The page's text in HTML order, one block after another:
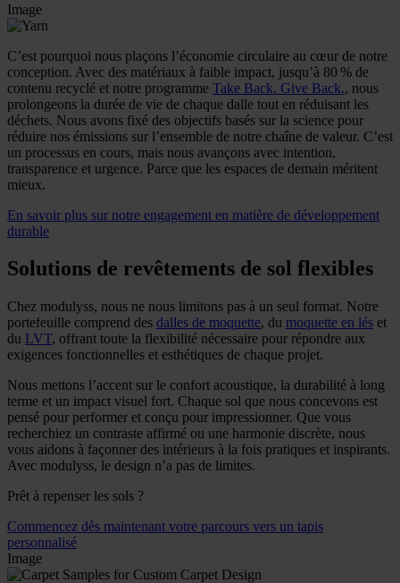
Image
C’est pourquoi nous plaçons l’économie circulaire au cœur de notre
conception. Avec des matériaux à faible impact, jusqu’à 80 % de
contenu recyclé et notre programme Take Back. Give Back., nous
prolongeons la durée de vie de chaque dalle tout en réduisant les
déchets. Nous avons fixé des objectifs basés sur la science pour
réduire nos émissions sur l’ensemble de notre chaîne de valeur. C’est
un processus en cours, mais nous avançons avec intention,
transparence et urgence. Parce que les espaces de demain méritent
mieux.
En savoir plus sur notre engagement en matière de développement
durable
Solutions de revêtements de sol flexibles
Chez modulyss, nous ne nous limitons pas à un seul format. Notre
portefeuille comprend des dalles de moquette, du moquette en lés et
du LVT, offrant toute la flexibilité nécessaire pour répondre aux
exigences fonctionnelles et esthétiques de chaque projet.
Nous mettons l’accent sur le confort acoustique, la durabilité à long
terme et un impact visuel fort. Chaque sol que nous concevons est
pensé pour performer et conçu pour impressionner. Que vous
recherchiez un contraste affirmé ou une harmonie discrète, nous
vous aidons à façonner des intérieurs à la fois pratiques et inspirants.
Avec modulyss, le design n’a pas de limites.
Prêt à repenser les sols ?
Commencez dès maintenant votre parcours vers un tapis
personnalisé
Image